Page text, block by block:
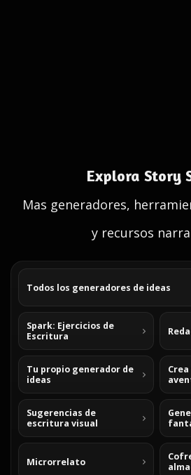
Explora Story
Mas generadores,
y recursos
Todos los generadores de ideas
Spark: Ejercicios de
Escritura
Tu propio generador de
ideas
Sugerencias de
escritura visual
Microrrelato